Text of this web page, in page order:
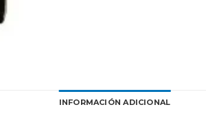
INFORMACIÓN ADICIONAL